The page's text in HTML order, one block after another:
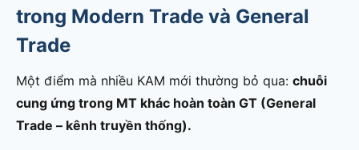
trong Modern Trade và General
Trade
Một điểm mà nhiều KAM mới thường bỏ qua: chuỗi
cung ứng trong MT khác hoàn toàn GT (General
Trade – kênh truyền thống).